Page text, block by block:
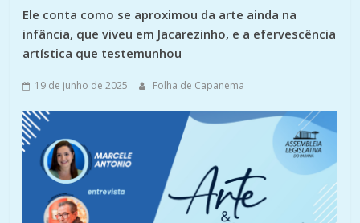
Ele conta como se aproximou da arte ainda na
infância, que viveu em Jacarezinho, e a efervescência
artística que testemunhou
19 de junho de 2025 Folha de Capanema